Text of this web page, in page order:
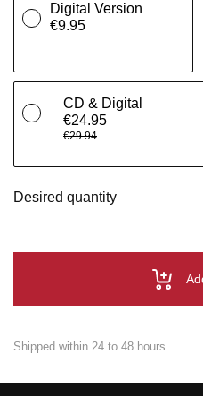
Digital Version
€9.95
CD & Digital
€24.95
€29.94
Desired quantity
Shipped within 24 to 48 hours.